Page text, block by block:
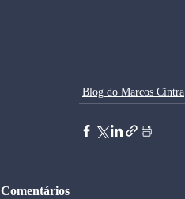
Blog do Marcos Cintra
Comentários